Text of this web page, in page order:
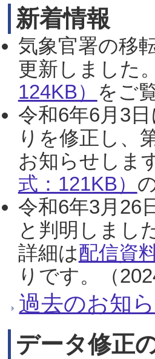
新着情報
気象官署の移
更新しました
124KB） をご
令和6年6月3
りを修正し、
お知らせしま
式：121KB）
令和6年3月26
と判明しまし
詳細は配信資
りです。（
過去のお知
データ修正